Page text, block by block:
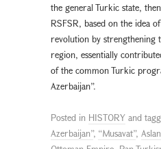
the general Turkic state,
RSFSR, based on the idea
revolution by strengthening
region, essentially
of the common Turkic
Azerbaijan”.
Posted in HISTORY and
Azerbaijan”, “Musavat”,